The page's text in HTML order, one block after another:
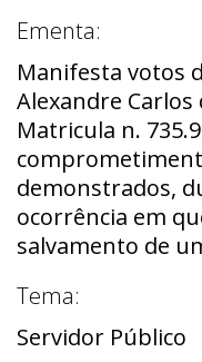
Ementa:
Manifesta votos
Alexandre
Matricula n.
demonstrados,
ocorrência em
salvamento de
Tema:
Servidor Público